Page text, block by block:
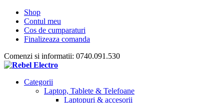
Shop
Contul meu
Cos de cumparaturi
Finalizeaza comanda
Comenzi si informatii: 0740.091.530
Categorii
Laptop, Tablete & Telefoane
Laptopuri & accesorii